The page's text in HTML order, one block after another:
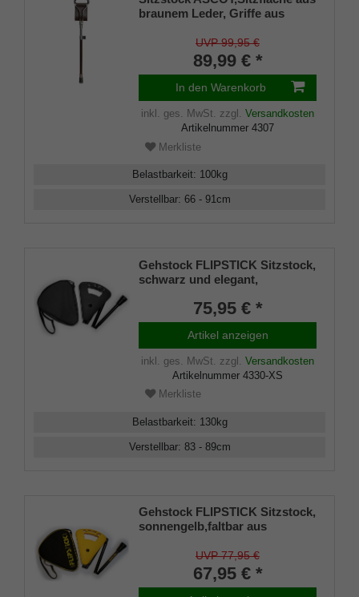
braunem Leder, Griffe aus
Stock aus Leichtmetall,
höhenverstellbar,Stocklänge
66-91 cm, Sitzhöhe 50-75 cm,
inklusive stabilem
Gummipuffer.
UVP 99,95 €
89,99 € *
In den Warenkorb
inkl. ges. MwSt. zzgl. Versandkosten
Artikelnummer 4307
Merkliste
Belastbarkeit: 100kg
Verstellbar: 66 - 91cm
Gehstock FLIPSTICK Sitzstock,
schwarz und elegant,
stabilem Leichtmetall,Spezial
Klappsitz/Griff inklusive
Gummipuffer und praktischer
Nylontasche.
75,95 € *
Artikel anzeigen
inkl. ges. MwSt. zzgl. Versandkosten
Artikelnummer 4330-XS
Merkliste
Belastbarkeit: 130kg
Verstellbar: 83 - 89cm
Gehstock FLIPSTICK Sitzstock,
sonnengelb,faltbar aus
Klappsitz/Griff,inklusive
Gummipuffer und praktischer
Nylontasche.
UVP 77,95 €
67,95 € *